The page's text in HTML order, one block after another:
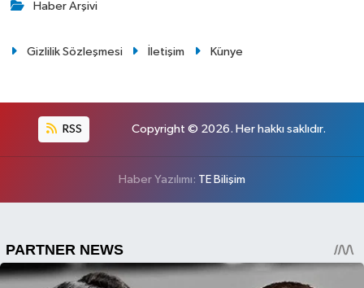
Haber Arşivi
Gizlilik Sözleşmesi İletişim Künye
RSS Copyright © 2026. Her hakkı saklıdır.
Haber Yazılımı: TE Bilişim